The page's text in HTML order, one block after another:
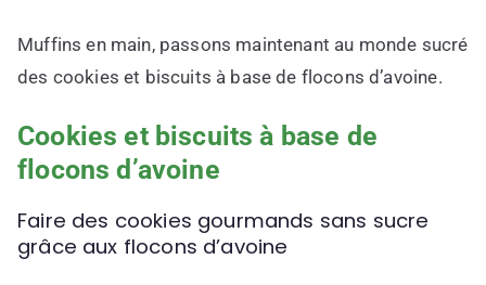
Muffins en main, passons maintenant au monde sucré
des cookies et biscuits à base de flocons d’avoine.
Cookies et biscuits à base de
flocons d’avoine
Faire des cookies gourmands sans sucre
grâce aux flocons d’avoine